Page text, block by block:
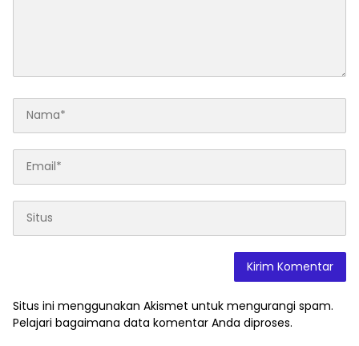
Situs ini menggunakan Akismet untuk mengurangi spam.
Pelajari bagaimana data komentar Anda diproses.